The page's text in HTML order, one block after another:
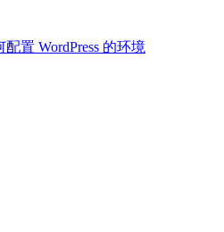
置 WordPress 的环境